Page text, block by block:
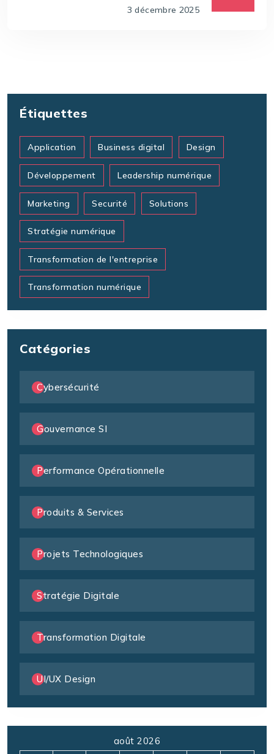
3 décembre 2025
Étiquettes
Application Business digital Design
Développement Leadership numérique
Marketing Securité Solutions
Stratégie numérique
Transformation de l'entreprise
Transformation numérique
Catégories
Cybersécurité
Gouvernance SI
Performance Opérationnelle
Produits & Services
Projets Technologiques
Stratégie Digitale
Transformation Digitale
UI/UX Design
août 2026